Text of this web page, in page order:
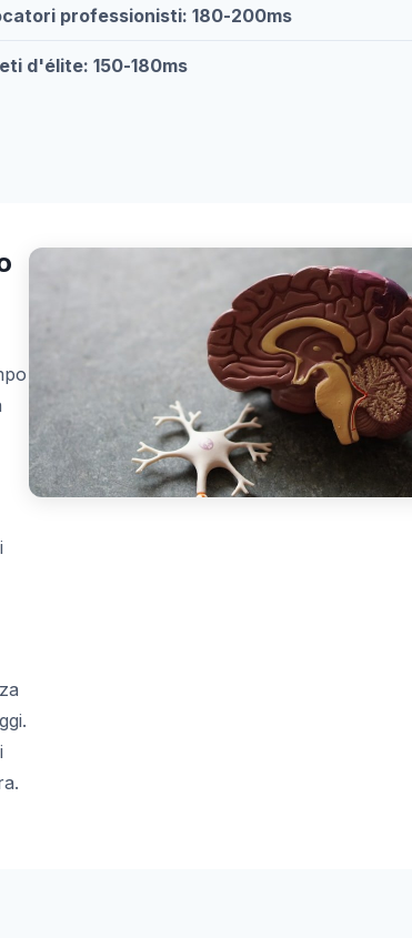
professionisti: 180-200ms
d'élite: 150-180ms